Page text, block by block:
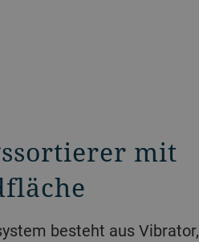
mit
besteht aus Vibrator,